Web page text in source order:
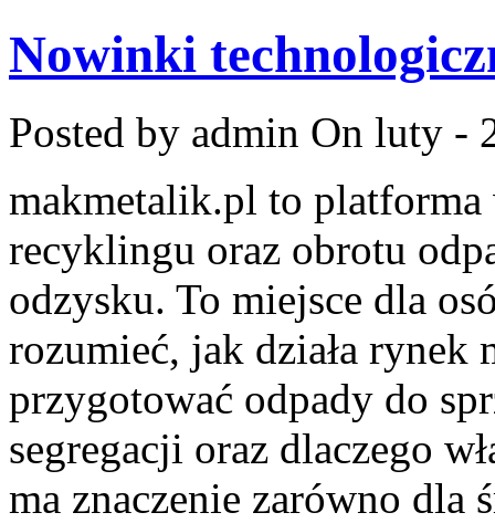
Nowinki
Posted by admin On luty -
makmetalik.pl to
recyklingu oraz obrotu
odzysku. To miejsce dla
rozumieć, jak działa rynek
przygotować odpady do
segregacji oraz dlaczego
ma znaczenie zarówno dla